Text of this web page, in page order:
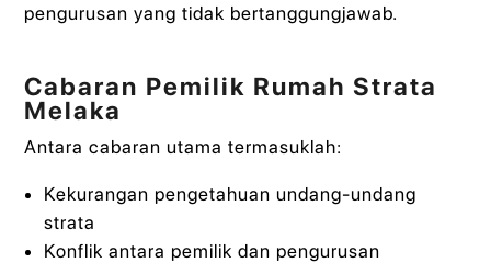
pengurusan yang tidak bertanggungjawab.
Cabaran Pemilik Rumah Strata
Melaka
Antara cabaran utama termasuklah:
Kekurangan pengetahuan undang-undang
strata
Konflik antara pemilik dan pengurusan